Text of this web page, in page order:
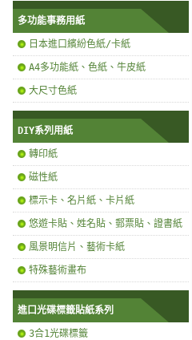
多功能事務用紙
日本進口繽紛色紙/卡紙
A4多功能紙、色紙、牛皮紙
大尺寸色紙
DIY系列用紙
轉印紙
磁性紙
標示卡、名片紙、卡片紙
悠遊卡貼、姓名貼、郵票貼、證書紙
風景明信片、藝術卡紙
特殊藝術畫布
進口光碟標籤貼紙系列
3合1光碟標籤